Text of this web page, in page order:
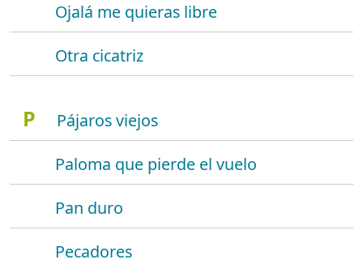
Ojalá me quieras libre
Otra cicatriz
P
Pájaros viejos
Paloma que pierde el vuelo
Pan duro
Pecadores